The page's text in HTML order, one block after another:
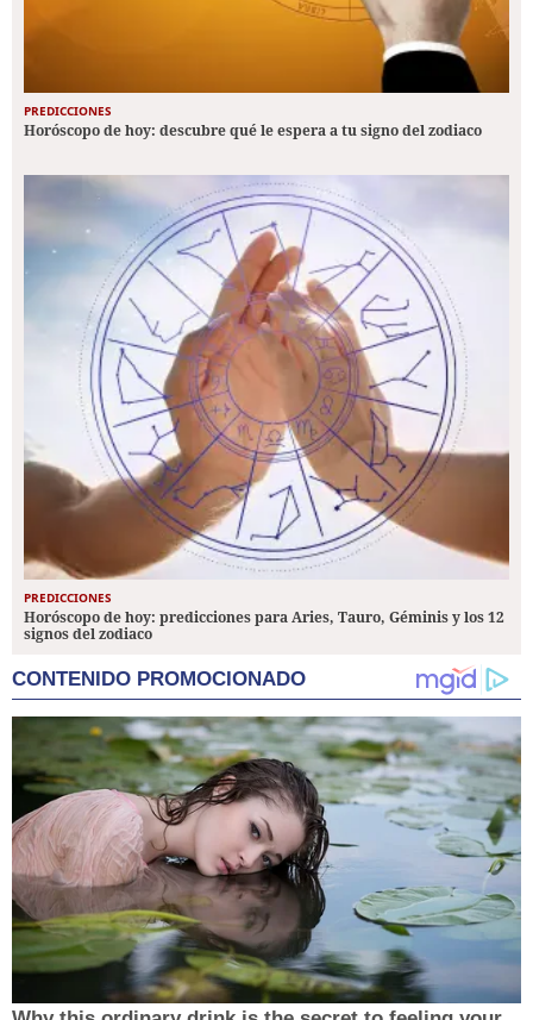
PREDICCIONES
Horóscopo de hoy: descubre qué le espera a tu signo del zodiaco
PREDICCIONES
Horóscopo de hoy: predicciones para Aries, Tauro, Géminis y los 12
signos del zodiaco
CONTENIDO PROMOCIONADO